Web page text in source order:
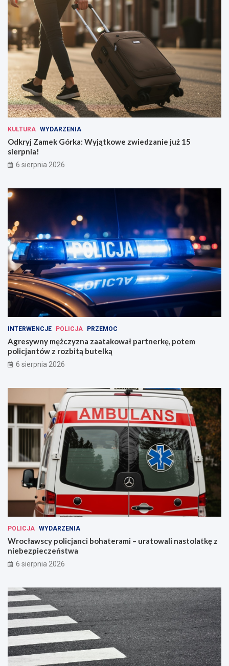
KULTURA WYDARZENIA
Odkryj Zamek Górka: Wyjątkowe zwiedzanie już 15
sierpnia!
6 sierpnia 2026
INTERWENCJE POLICJA PRZEMOC
Agresywny mężczyzna zaatakował partnerkę, potem
policjantów z rozbitą butelką
6 sierpnia 2026
POLICJA WYDARZENIA
Wrocławscy policjanci bohaterami – uratowali nastolatkę z
niebezpieczeństwa
6 sierpnia 2026